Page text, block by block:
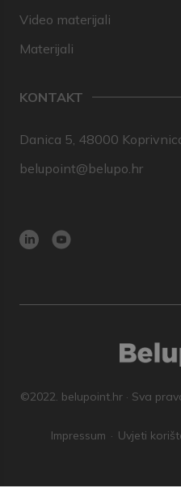
Video materijali
Materijali
KONTAKT
Danica 5, 48000
belupoint@belupo.hr
©2022. belupoint.hr · Sva
Impressum Uvjeti